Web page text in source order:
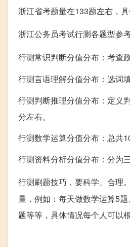
浙江省考题量在133题左右，
浙江公务员考试行测各题型参
行测常识判断分值分布：考查
行测言语理解分值分布：选词
行测判断推理分值分布：定义
分左右。
行测数学运算分值分布：总共
行测资料分析分值分布：分为
行测刷题技巧，要科学、合理
量，例如：每天做数学运算5
题等等，具体情况每个人可以